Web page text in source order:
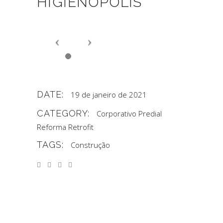
DATE: 19 de janeiro de 2021
CATEGORY: Corporativo Predial
Reforma Retrofit
TAGS: Construção